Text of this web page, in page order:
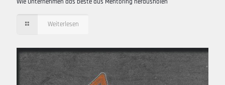
Weiterlesen